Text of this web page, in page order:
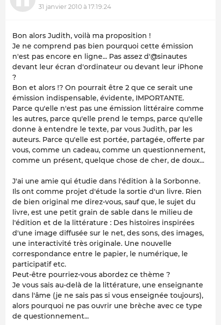
31 janvier 2010 à 17:19:24
Bon alors Judith, voilà ma proposition !
Je ne comprend pas bien pourquoi cette émission
n'est pas encore en ligne... Pas assez d'@sinautes
devant leur écran d'ordinateur ou devant leur iPhone
?
Bon et alors !? On pourrait être 2 que ce serait une
émission indispensable, évidente, IMPORTANTE.
Parce qu'elle n'est pas une émission littéraire comme
les autres, parce qu'elle prend le temps, parce qu'elle
donne à entendre le texte, par vous Judith, par les
auteurs. Parce qu'elle est portée, partagée, offerte par
vous, comme un cadeau, comme un questionnement,
comme un présent, quelque chose de cher, de doux...
J'ai une amie qui étudie dans l'édition à la Sorbonne.
Ils ont comme projet d'étude la sortie d'un livre. Rien
de bien original me direz-vous, sauf que, le sujet du
livre, est une petit grain de sable dans le milieu de
l'édition et de la littérature : Des histoires inspirées
d'une image diffusée sur le net, des sons, des images,
une interactivité très originale. Une nouvelle
correspondance entre le papier, le numérique, le
participatif etc.
Peut-être pourriez-vous abordez ce thème ?
Je vous sais au-delà de la littérature, une enseignante
dans l'âme (je ne sais pas si vous enseignée toujours),
alors pourquoi ne pas ouvrir une brèche avec ce type
de questionnement...